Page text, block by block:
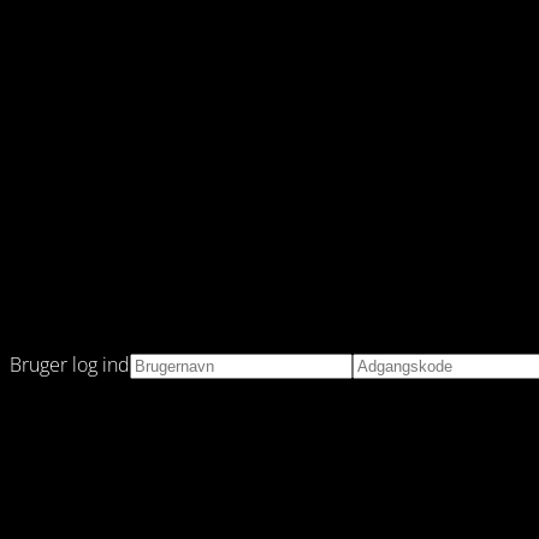
Bruger log ind